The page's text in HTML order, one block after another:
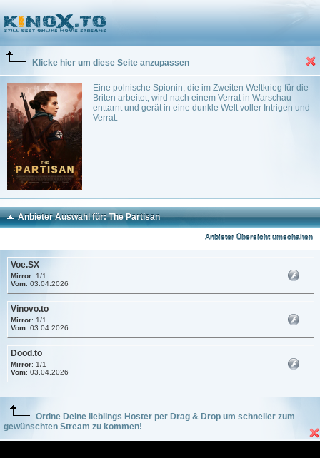
Klicke hier um diese Seite anzupassen
Eine polnische Spionin, die im Zweiten Weltkrieg für die
Briten arbeitet, wird nach einem Verrat in Warschau
enttarnt und gerät in eine dunkle Welt voller Intrigen und
Verrat.
James Marquand ~ 108 min.
Anbieter Auswahl für: The Partisan
Anbieter Übersicht umschalten
Voe.SX
Mirror: 1/1
Vom: 03.04.2026
Vinovo.to
Mirror: 1/1
Vom: 03.04.2026
Dood.to
Mirror: 1/1
Vom: 03.04.2026
Ordne Deine lieblings Hoster per Drag & Drop um schneller zum
gewünschten Stream zu kommen!